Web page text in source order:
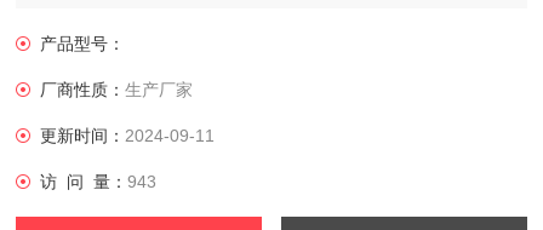
产品型号：
厂商性质：生产厂家
更新时间： 2024-09-11
访 问 量：943